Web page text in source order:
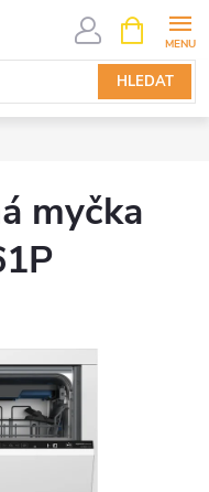
HLEDAT
NÁKUPNÍ
KOŠÍK
myčka